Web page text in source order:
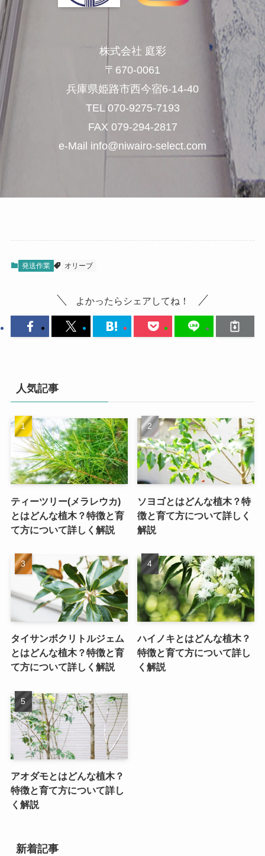
株式会社 庭彩
〒670-0061
兵庫県姫路市西今宿6-14-40
TEL 070-9275-7193
FAX 079-294-2817
e-Mail info@niwairo-select.com
発送作業 オリーブ
よかったらシェアしてね！
人気記事
ティーツリー(メラレウカ)
とはどんな植木？特徴と育
て方について詳しく解説
ソヨゴとはどんな植木？特
徴と育て方について詳しく
解説
タイサンボクリトルジェム
とはどんな植木？特徴と育
て方について詳しく解説
ハイノキとはどんな植木？
特徴と育て方について詳し
く解説
アオダモとはどんな植木？
特徴と育て方について詳し
く解説
新着記事